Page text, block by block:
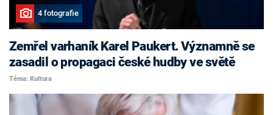
4 fotografie
Zemřel varhaník Karel Paukert. Významně se
zasadil o propagaci české hudby ve světě
Téma: Kultura